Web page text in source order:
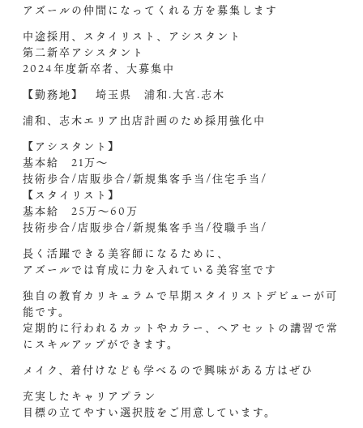
アズールの仲間になってくれる方を募集します
中途採用、スタイリスト、アシスタント
第二新卒アシスタント
2024年度新卒者、大募集中️
【勤務地】 埼玉県 浦和.大宮.志木
浦和、志木エリア出店計画のため採用強化中️
【アシスタント】
基本給 21万〜
技術歩合/店販歩合/新規集客手当/住宅手当/
【スタイリスト】
基本給 25万〜60万
技術歩合/店販歩合/新規集客手当/役職手当/
長く活躍できる美容師になるために、
アズールでは育成に力を入れている美容室です
独自の教育カリキュラムで早期スタイリストデビューが可
能です。
定期的に行われるカットやカラー、ヘアセットの講習で常
にスキルアップができます。
メイク、着付けなども学べるので興味がある方はぜひ
充実したキャリアプラン
目標の立てやすい選択肢をご用意しています。